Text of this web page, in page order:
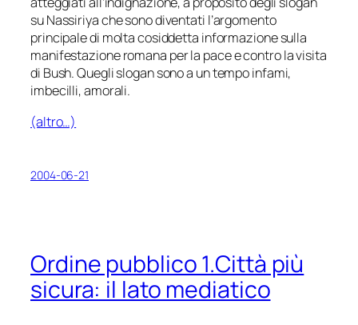
su Nassiriya che sono diventati l’argomento
principale di molta cosiddetta informazione sulla
manifestazione romana per la pace e contro la visita
di Bush. Quegli slogan sono a un tempo infami,
imbecilli, amorali.
(altro…)
2004-06-21
Ordine pubblico 1.Città più
sicura: il lato mediatico